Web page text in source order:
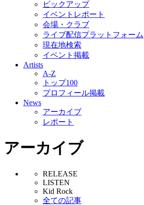
ピックアップ
イベントレポート
会場・クラブ
ライブ配信プラットフォーム
現在地検索
イベント掲載
Artists
A-Z
トップ100
プロフィール掲載
News
アーカイブ
レポート
アーカイブ
RELEASE
LISTEN
Kid Rock
全ての記事